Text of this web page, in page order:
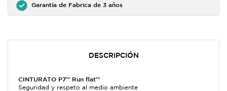
Garantía de Fabrica de 3 años
DESCRIPCIÓN
CINTURATO P7™ Run flat™
Seguridad y respeto al medio ambiente